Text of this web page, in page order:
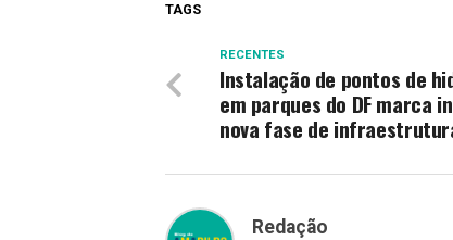
TAGS
RECENTES
Instalação de pontos de
em parques do DF marca
nova fase de
Redação